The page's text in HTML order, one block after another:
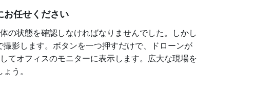
お任せください
の状態を確認しなければなりませんでした。しかし
影します。ボタンを一つ押すだけで、ドローンが
てオフィスのモニターに表示します。広大な現場を
う。